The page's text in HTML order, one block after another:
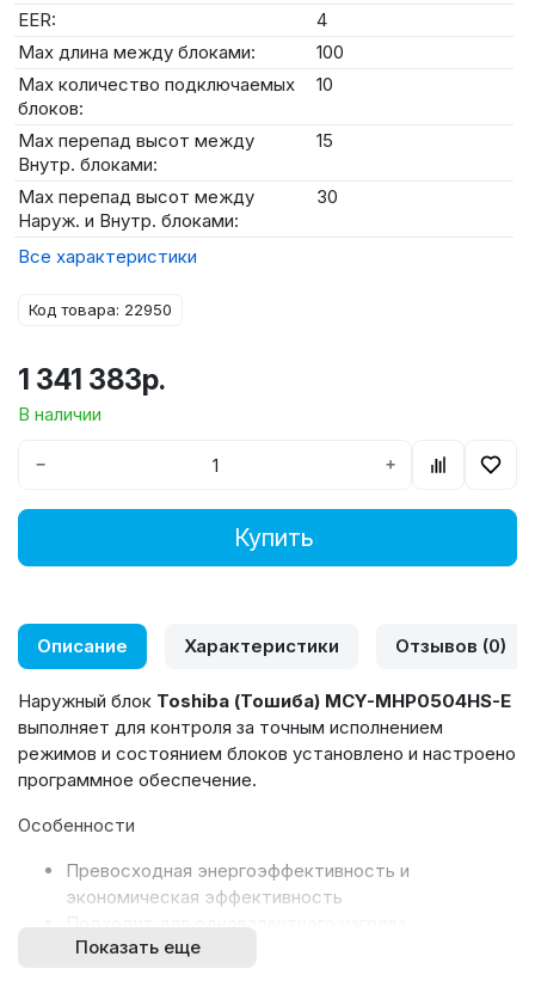
EER:
4
Max длина между блоками:
100
Max количество подключаемых
блоков:
10
Max перепад высот между
Внутр. блоками:
15
Max перепад высот между
Наруж. и Внутр. блоками:
30
Все характеристики
Код товара: 22950
1 341 383р.
В наличии
− +
Купить
Описание Характеристики Отзывов (0)
Наружный блок Toshiba (Тошиба) MCY-MHP0504HS-E
выполняет для контроля за точным исполнением
режимов и состоянием блоков установлено и настроено
программное обеспечение.
Особенности
Превосходная энергоэффективность и
экономическая эффективность
Дополнительные комплекты PMV могут
Показать еще